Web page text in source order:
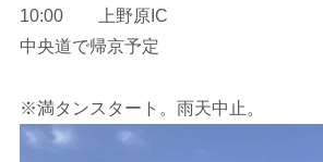
10:00 上野原IC
中央道で帰京予定
※満タンスタート。雨天中止。